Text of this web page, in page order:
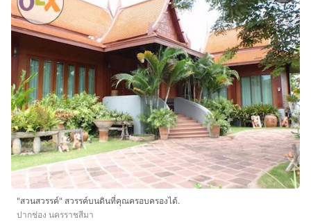
"สวนสวรรค์" สวรรค์บนดินที่คุณครอบครองได้.
ปากช่อง นครราชสีมา